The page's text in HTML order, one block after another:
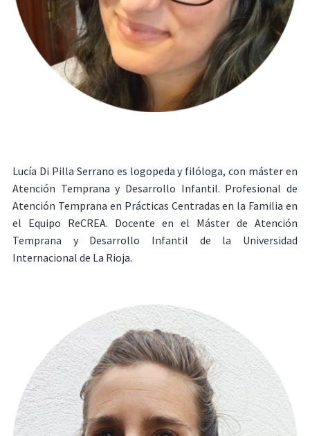
Lucía Di Pilla Serrano es logopeda y filóloga, con máster en
Atención Temprana y Desarrollo Infantil. Profesional de
Atención Temprana en Prácticas Centradas en la Familia en
el Equipo ReCREA. Docente en el Máster de Atención
Temprana y Desarrollo Infantil de la Universidad
Internacional de La Rioja.